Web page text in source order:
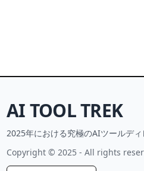
AI TOOL TREK
2025年における究極のAIツールデ
Copyright © 2025 - All rights